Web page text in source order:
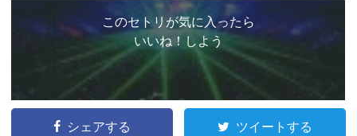
このセトリが気に入ったら
いいね！しよう
シェアする ツイートする